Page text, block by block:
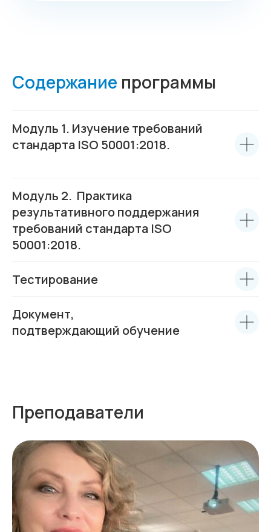
Содержание программы
Модуль 1. Изучение требований
стандарта ISO 50001:2018.
Модуль 2. Практика
результативного поддержания
требований стандарта ISO
50001:2018.
Тестирование
Документ,
подтверждающий обучение
Преподаватели
Среднему бизнесу
Крупному бизнесу
Корпорациям